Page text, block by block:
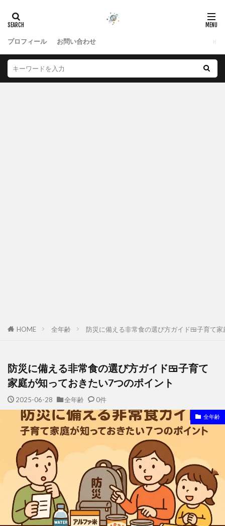
プロフィール お問い合わせ
HOME 全年齢 防災に備える非常食の選び方ガイド🍱子育て
防災に備える非常食の選び方ガイド🍱子育て
家庭が知っておきたい7つのポイント
2025-06-28 全年齢 0件
全年齢